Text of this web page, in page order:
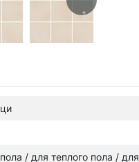
/ для теплого пола /